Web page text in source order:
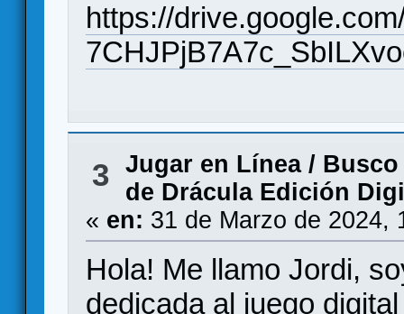
https://
3 Jugar en Línea/
de Drácula Edición
« en: 31 de Marzo de 2024,
Hola! Me llamo Jordi,
dedicada al juego